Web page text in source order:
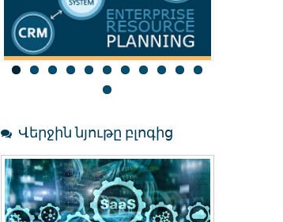
Աշխատակազմ
Վերջին նյութը բլոգից